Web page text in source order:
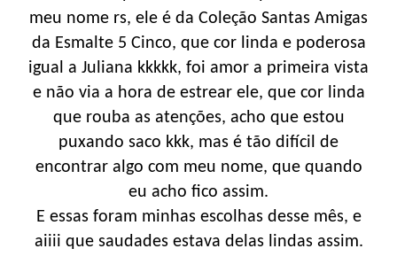
meu nome rs, ele é da Coleção Santas Amigas
da Esmalte 5 Cinco, que cor linda e poderosa
igual a Juliana kkkkk, foi amor a primeira vista
e não via a hora de estrear ele, que cor linda
que rouba as atenções, acho que estou
puxando saco kkk, mas é tão difícil de
encontrar algo com meu nome, que quando
eu acho fico assim.
E essas foram minhas escolhas desse mês, e
aiiii que saudades estava delas lindas assim.